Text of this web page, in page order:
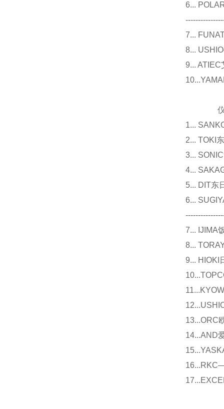
6...
7...
8...
9...
仪器
1...
2... TOKI
3...
4...
5... DIT东
6...
7... IJIMA
8...
9... HIOKI
13...ORC
14...AND